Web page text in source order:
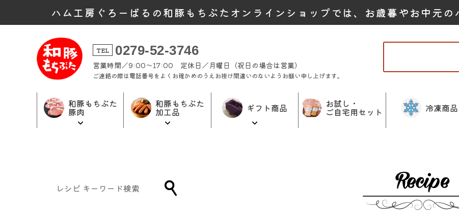
ハム工房ぐろーばるの和豚もちぶたオンラインショップでは、お歳暮やお中元の
TEL 0279-52-3746
営業時間／9:00～17:00 定休日／月曜日（祝日の場合は営業）
ご連絡の際は電話番号をよくお確かめのうえお掛け間違いのないようお願い申し上げます。
和豚もちぶた
豚肉
和豚もちぶた
加工品 ギフト商品 お試し・
ご自宅用セット 冷凍商品